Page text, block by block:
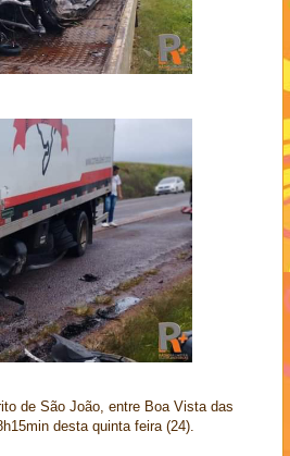
de São João, entre Boa Vista das
desta quinta feira (24).